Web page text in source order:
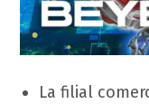
La filial